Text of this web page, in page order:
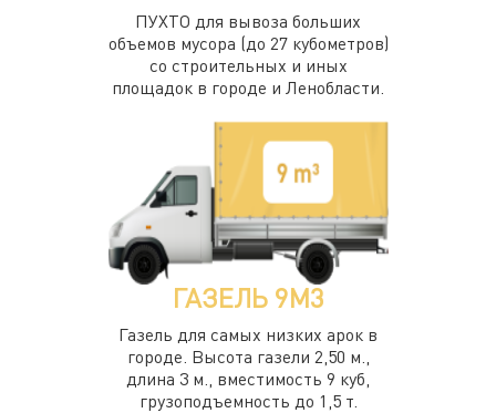
ПУХТО для вывоза больших
объемов мусора (до 27 кубометров)
со строительных и иных
площадок в городе и Ленобласти.
ГАЗЕЛЬ 9М3
Газель для самых низких арок в
городе. Высота газели 2,50 м.,
длина 3 м., вместимость 9 куб,
грузоподъемность до 1,5 т.